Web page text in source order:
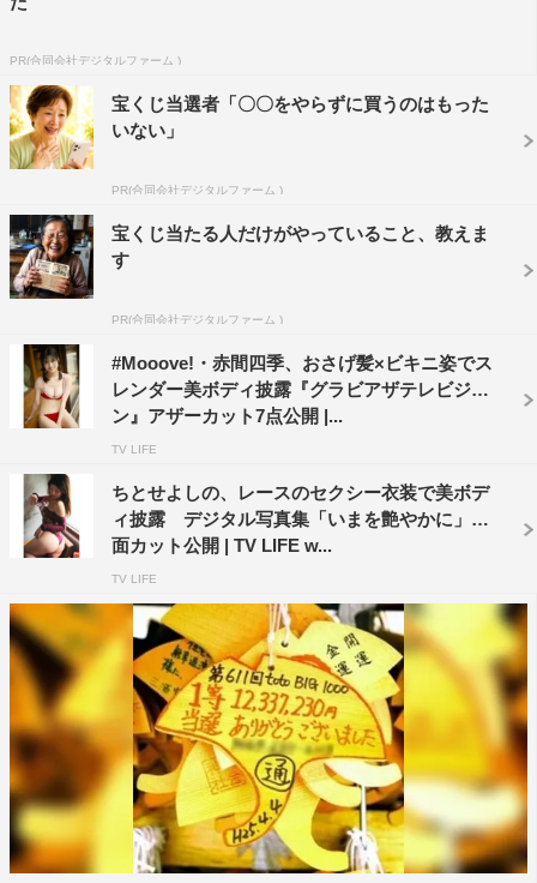
PR(合同会社デジタルファーム )
宝くじ当選者「〇〇をやらずに買うのはもった
いない」
PR(合同会社デジタルファーム )
宝くじ当たる人だけがやっていること、教えま
す
PR(合同会社デジタルファーム )
#Mooove!・赤間四季、おさげ髪×ビキニ姿でス
レンダー美ボディ披露『グラビアザテレビジョ
ン』アザーカット7点公開 |...
TV LIFE
ちとせよしの、レースのセクシー衣装で美ボデ
ィ披露 デジタル写真集「いまを艶やかに」誌
面カット公開 | TV LIFE w...
TV LIFE